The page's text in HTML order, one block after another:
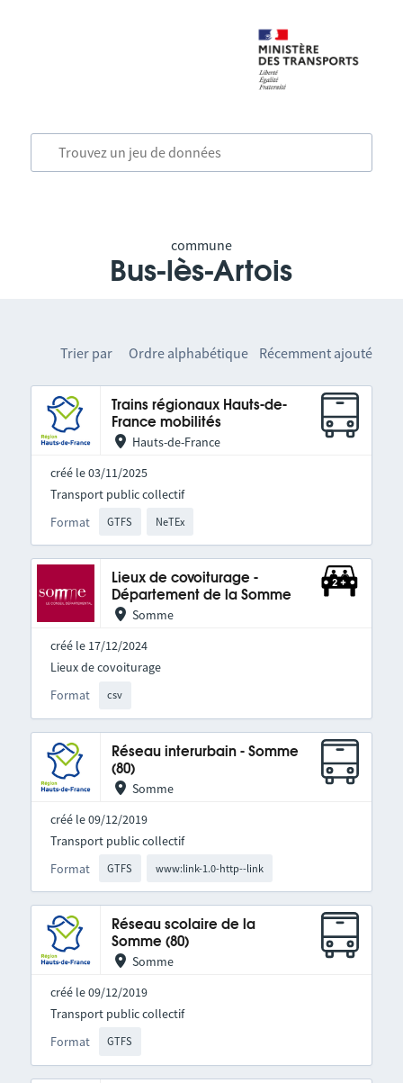
commune
Bus-lès-Artois
Trier par Ordre alphabétique Récemment ajouté
Trains régionaux Hauts-de-
France mobilités
Hauts-de-France
créé le 03/11/2025
Format GTFS NeTEx
Transport public collectif
Lieux de covoiturage -
Département de la Somme
Somme
créé le 17/12/2024
Format csv
Lieux de covoiturage
Réseau interurbain - Somme
(80)
Somme
créé le 09/12/2019
Format GTFS www:link-1.0-http--link
Transport public collectif
Réseau scolaire de la
Somme (80)
Somme
créé le 09/12/2019
Format GTFS
Transport public collectif